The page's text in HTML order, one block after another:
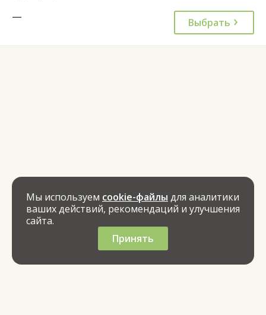
—
Выбрать
Мы используем cookie-файлы для аналитики
ваших действий, рекомендаций и улучшения
сайта.
Принять